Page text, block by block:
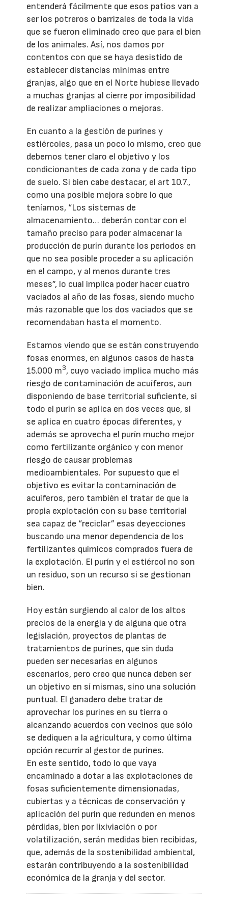
entenderá fácilmente que esos patios van a
ser los potreros o barrizales de toda la vida
que se fueron eliminado creo que para el bien
de los animales. Así, nos damos por
contentos con que se haya desistido de
establecer distancias mínimas entre
granjas, algo que en el Norte hubiese llevado
a muchas granjas al cierre por imposibilidad
de realizar ampliaciones o mejoras.
En cuanto a la gestión de purines y
estiércoles, pasa un poco lo mismo, creo que
debemos tener claro el objetivo y los
condicionantes de cada zona y de cada tipo
de suelo. Si bien cabe destacar, el art 10.7.,
como una posible mejora sobre lo que
teníamos, “Los sistemas de
almacenamiento… deberán contar con el
tamaño preciso para poder almacenar la
producción de purín durante los periodos en
que no sea posible proceder a su aplicación
en el campo, y al menos durante tres
meses”, lo cual implica poder hacer cuatro
vaciados al año de las fosas, siendo mucho
más razonable que los dos vaciados que se
recomendaban hasta el momento.
Estamos viendo que se están construyendo
fosas enormes, en algunos casos de hasta
15.000 m3, cuyo vaciado implica mucho más
riesgo de contaminación de acuíferos, aun
disponiendo de base territorial suficiente, si
todo el purín se aplica en dos veces que, si
se aplica en cuatro épocas diferentes, y
además se aprovecha el purín mucho mejor
como fertilizante orgánico y con menor
riesgo de causar problemas
medioambientales. Por supuesto que el
objetivo es evitar la contaminación de
acuíferos, pero también el tratar de que la
propia explotación con su base territorial
sea capaz de “reciclar” esas deyecciones
buscando una menor dependencia de los
fertilizantes químicos comprados fuera de
la explotación. El purín y el estiércol no son
un residuo, son un recurso si se gestionan
bien.
Hoy están surgiendo al calor de los altos
precios de la energía y de alguna que otra
legislación, proyectos de plantas de
tratamientos de purines, que sin duda
pueden ser necesarias en algunos
escenarios, pero creo que nunca deben ser
un objetivo en sí mismas, sino una solución
puntual. El ganadero debe tratar de
aprovechar los purines en su tierra o
alcanzando acuerdos con vecinos que sólo
se dediquen a la agricultura, y como última
opción recurrir al gestor de purines.
En este sentido, todo lo que vaya
encaminado a dotar a las explotaciones de
fosas suficientemente dimensionadas,
cubiertas y a técnicas de conservación y
aplicación del purín que redunden en menos
pérdidas, bien por lixiviación o por
volatilización, serán medidas bien recibidas,
que, además de la sostenibilidad ambiental,
estarán contribuyendo a la sostenibilidad
económica de la granja y del sector.